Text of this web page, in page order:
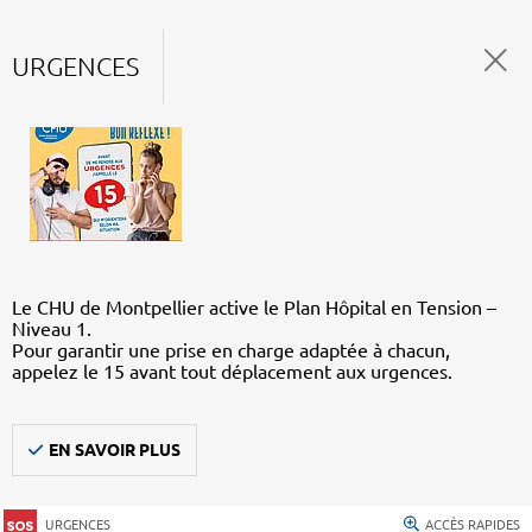
URGENCES
Le CHU de Montpellier active le Plan Hôpital en Tension –
Niveau 1.
Pour garantir une prise en charge adaptée à chacun,
appelez le 15 avant tout déplacement aux urgences.
EN SAVOIR PLUS
URGENCES ACCÈS RAPIDES